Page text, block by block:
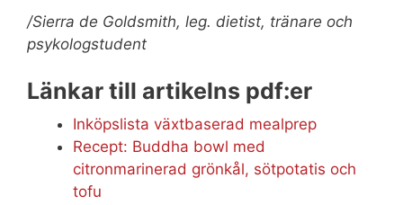
/Sierra de Goldsmith, leg. dietist, tränare och
psykologstudent
Länkar till artikelns pdf:er
Inköpslista växtbaserad mealprep
Recept: Buddha bowl med
citronmarinerad grönkål, sötpotatis och
tofu